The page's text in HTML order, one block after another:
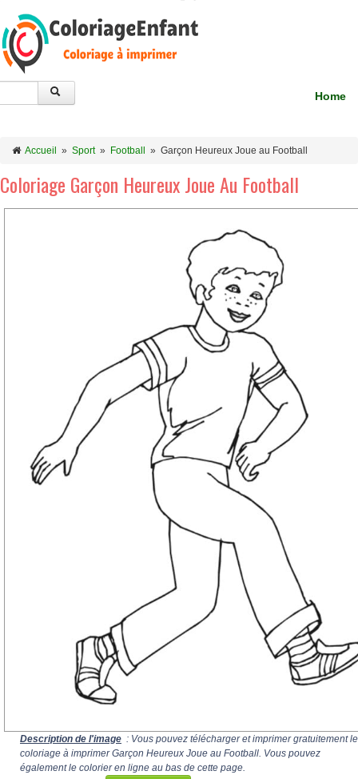
Home
Accueil » Sport» Football » Garçon Heureux Joue au Football
Coloriage Garçon Heureux Joue Au Football
Description de l'image : Vous pouvez télécharger et imprimer gratuitement le
coloriage à imprimer Garçon Heureux Joue au Football. Vous pouvez
également le colorier en ligne au bas de cette page.